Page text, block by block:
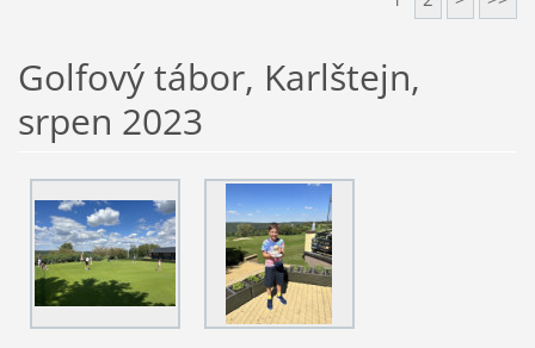
Golfový tábor, Karlštejn,
srpen 2023